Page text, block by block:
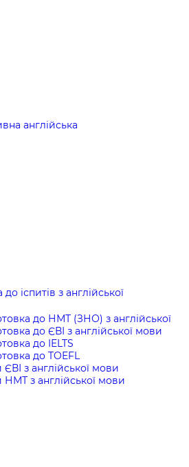
англійська
до іспитів з англійської
до НМТ (ЗНО) з англійської
до ЄВІ з англійської мови
до IELTS
до TOEFL
ЄВІ з англійської мови
НМТ з англійської мови